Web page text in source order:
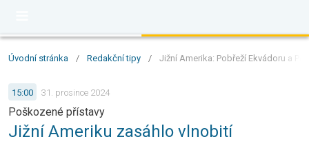
Úvodní stránka / Redakční tipy / Jižní Amerika: Pobřeží Ekvádoru a
15:00 31. prosince 2024
Poškozené přístavy
Jižní Ameriku zasáhlo vlnobití